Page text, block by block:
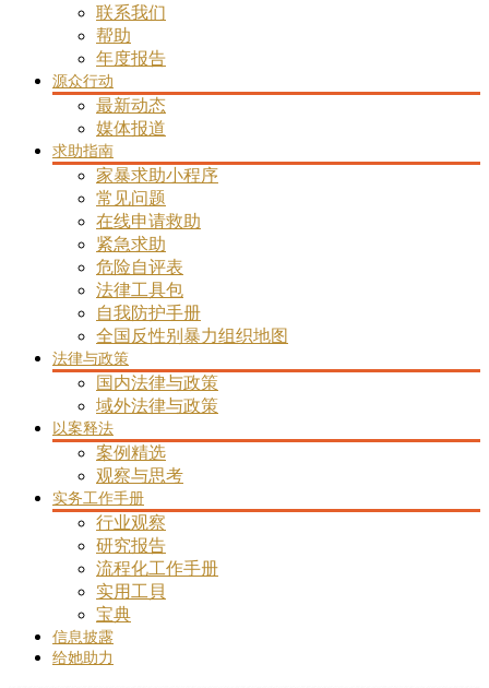
联系我们
帮助
年度报告
源众行动
最新动态
媒体报道
求助指南
家暴求助小程序
常见问题
在线申请救助
紧急求助
危险自评表
法律工具包
自我防护手册
全国反性别暴力组织地图
法律与政策
国内法律与政策
域外法律与政策
以案释法
案例精选
观察与思考
实务工作手册
行业观察
研究报告
流程化工作手册
实用工貝
宝典
信息披露
给她助力